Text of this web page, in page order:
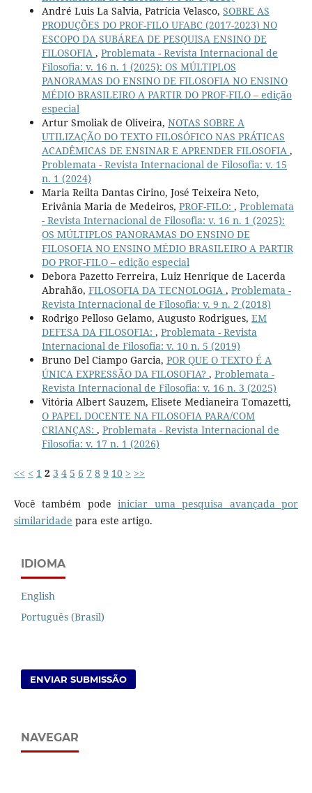
André Luis La Salvia, Patrícia Velasco, SOBRE AS
PRODUÇÕES DO PROF-FILO UFABC (2017-2023) NO
ESCOPO DA SUBÁREA DE PESQUISA ENSINO DE
FILOSOFIA , Problemata - Revista Internacional de
Filosofia: v. 16 n. 1 (2025): OS MÚLTIPLOS
PANORAMAS DO ENSINO DE FILOSOFIA NO ENSINO
MÉDIO BRASILEIRO A PARTIR DO PROF-FILO – edição
especial
Artur Smoliak de Oliveira, NOTAS SOBRE A
UTILIZAÇÃO DO TEXTO FILOSÓFICO NAS PRÁTICAS
ACADÊMICAS DE ENSINAR E APRENDER FILOSOFIA ,
Problemata - Revista Internacional de Filosofia: v. 15
n. 1 (2024)
Maria Reilta Dantas Cirino, José Teixeira Neto,
Erivânia Maria de Medeiros, PROF-FILO: , Problemata
- Revista Internacional de Filosofia: v. 16 n. 1 (2025):
OS MÚLTIPLOS PANORAMAS DO ENSINO DE
FILOSOFIA NO ENSINO MÉDIO BRASILEIRO A PARTIR
DO PROF-FILO – edição especial
Debora Pazetto Ferreira, Luiz Henrique de Lacerda
Abrahão, FILOSOFIA DA TECNOLOGIA , Problemata -
Revista Internacional de Filosofia: v. 9 n. 2 (2018)
Rodrigo Pelloso Gelamo, Augusto Rodrigues, EM
DEFESA DA FILOSOFIA: , Problemata - Revista
Internacional de Filosofia: v. 10 n. 5 (2019)
Bruno Del Ciampo Garcia, POR QUE O TEXTO É A
ÚNICA EXPRESSÃO DA FILOSOFIA? , Problemata -
Revista Internacional de Filosofia: v. 16 n. 3 (2025)
Vitória Albert Sauzem, Elisete Medianeira Tomazetti,
O PAPEL DOCENTE NA FILOSOFIA PARA/COM
CRIANÇAS: , Problemata - Revista Internacional de
Filosofia: v. 17 n. 1 (2026)
<< < 1 2 3 4 5 6 7 8 9 10 > >>
Você também podeiniciar uma pesquisa avançada por
similaridade para este artigo.
IDIOMA
English
Português (Brasil)
ENVIAR SUBMISSÃO
NAVEGAR